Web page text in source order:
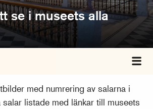
se i museets alla
med numrering av salarna i
salar listade med länkar till museets